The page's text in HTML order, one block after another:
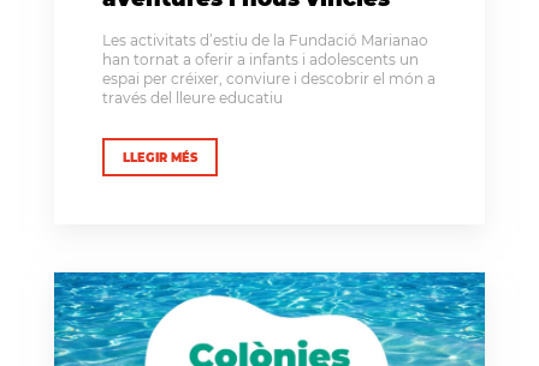
Les activitats d’estiu de la Fundació Marianao
han tornat a oferir a infants i adolescents un
espai per créixer, conviure i descobrir el món a
través del lleure educatiu
LLEGIR MÉS